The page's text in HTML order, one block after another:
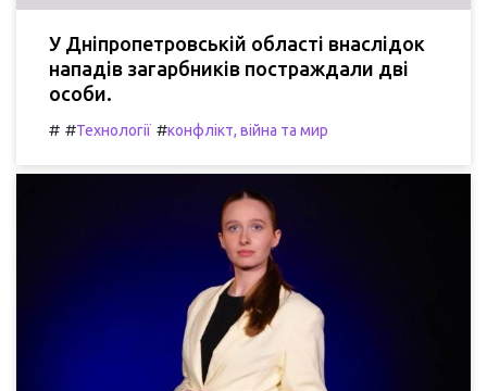
У Дніпропетровській області внаслідок
нападів загарбників постраждали дві
особи.
# #Технології #конфлікт, війна та мир